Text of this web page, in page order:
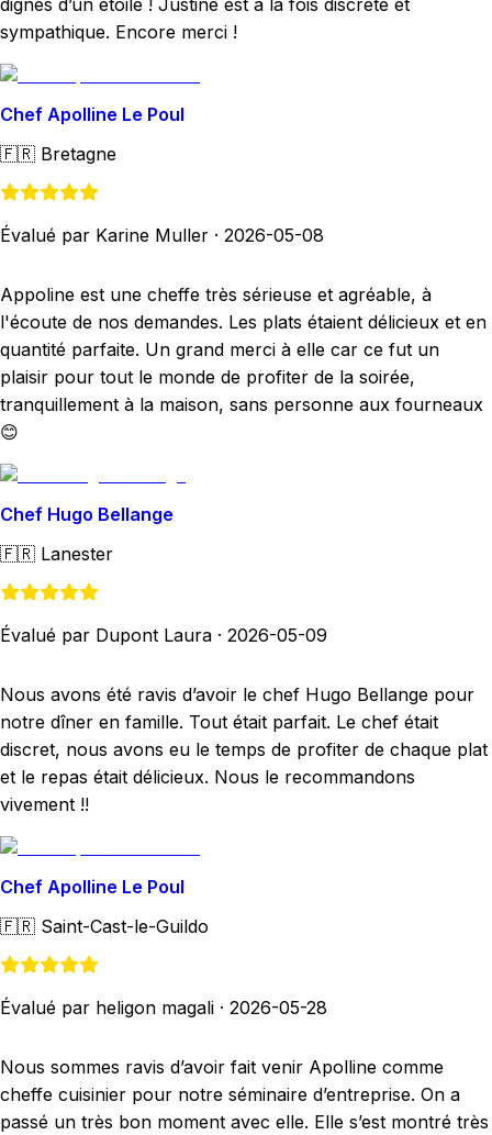
dignes d’un étoilé ! Justine est à la fois discrète et
sympathique. Encore merci !
Chef Apolline Le Poul
🇫🇷 Bretagne
Évalué par Karine Muller · 2026-05-08
Appoline est une cheffe très sérieuse et agréable, à
l'écoute de nos demandes. Les plats étaient délicieux et en
quantité parfaite. Un grand merci à elle car ce fut un
plaisir pour tout le monde de profiter de la soirée,
tranquillement à la maison, sans personne aux fourneaux
😊
Chef Hugo Bellange
🇫🇷 Lanester
Évalué par Dupont Laura · 2026-05-09
Nous avons été ravis d’avoir le chef Hugo Bellange pour
notre dîner en famille. Tout était parfait. Le chef était
discret, nous avons eu le temps de profiter de chaque plat
et le repas était délicieux. Nous le recommandons
vivement !!
Chef Apolline Le Poul
🇫🇷 Saint-Cast-le-Guildo
Évalué par heligon magali · 2026-05-28
Nous sommes ravis d’avoir fait venir Apolline comme
cheffe cuisinier pour notre séminaire d’entreprise. On a
passé un très bon moment avec elle. Elle s’est montré très